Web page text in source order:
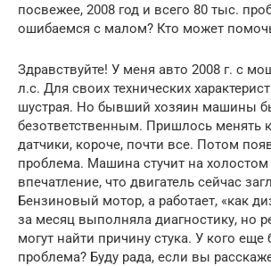
посвежее, 2008 год и всего 80 тыс.
ошибаемся с малом? Кто может
Здравствуйте! У меня авто 2008 г. с
л.с. Для своих технических
шустрая. Но бывший хозяин машины
безответственным. Пришлось менять
датчики, короче, почти все. Потом
проблема. Машина стучит на холостом
впечатление, что двигатель сейчас
Бензиновый мотор, а работает, «как
за месяц выполняла диагностику, но
могут найти причину стука. У кого еще
проблема? Буду рада, если вы